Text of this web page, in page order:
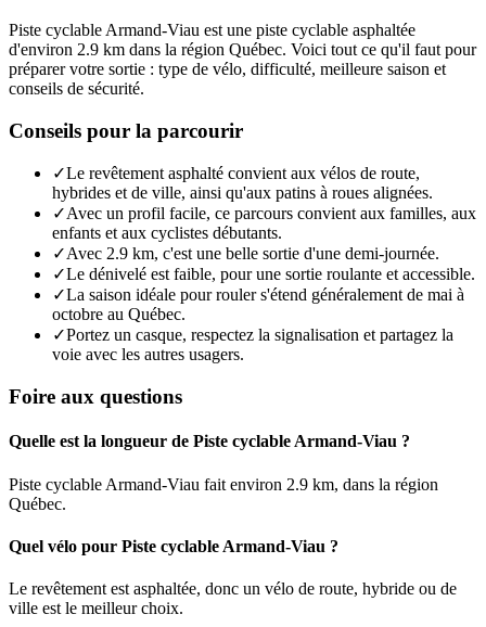
Piste cyclable Armand-Viau est une piste cyclable asphaltée
d'environ 2.9 km dans la région Québec. Voici tout ce qu'il faut pour
préparer votre sortie : type de vélo, difficulté, meilleure saison et
conseils de sécurité.
Conseils pour la parcourir
✓Le revêtement asphalté convient aux vélos de route,
hybrides et de ville, ainsi qu'aux patins à roues alignées.
✓Avec un profil facile, ce parcours convient aux familles, aux
enfants et aux cyclistes débutants.
✓Avec 2.9 km, c'est une belle sortie d'une demi-journée.
✓Le dénivelé est faible, pour une sortie roulante et accessible.
✓La saison idéale pour rouler s'étend généralement de mai à
octobre au Québec.
✓Portez un casque, respectez la signalisation et partagez la
voie avec les autres usagers.
Foire aux questions
Quelle est la longueur de Piste cyclable Armand-Viau ?
Piste cyclable Armand-Viau fait environ 2.9 km, dans la région
Québec.
Quel vélo pour Piste cyclable Armand-Viau ?
Le revêtement est asphaltée, donc un vélo de route, hybride ou de
ville est le meilleur choix.